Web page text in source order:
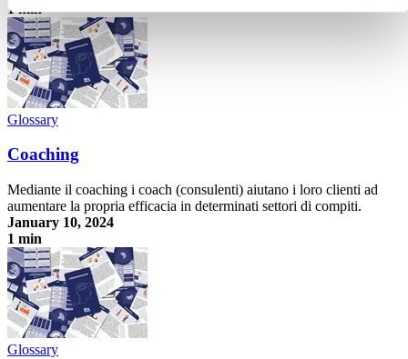
1 min
Social Whiteboarding
Glossary
Coaching
Mediante il coaching i coach (consulenti) aiutano i loro clienti ad
aumentare la propria efficacia in determinati settori di compiti.
January 10, 2024
1 min
Coaching
Glossary